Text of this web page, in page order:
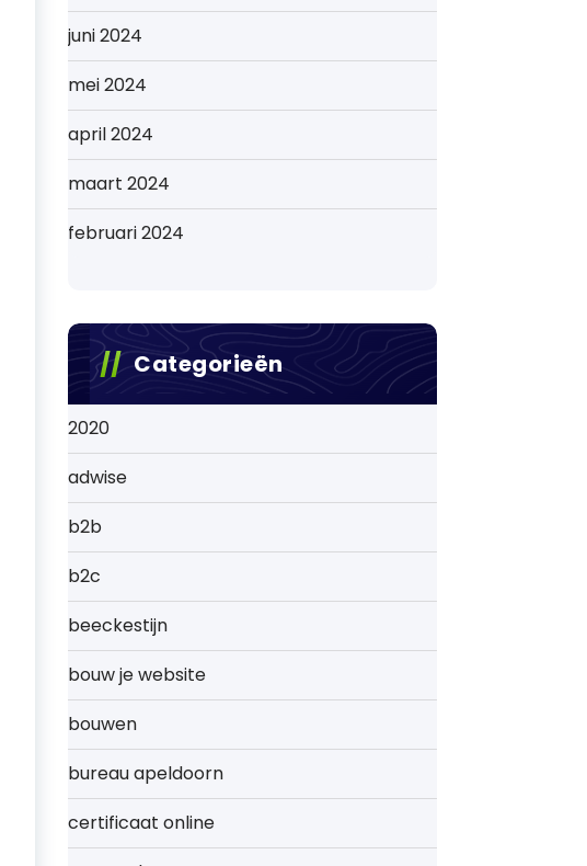
juni 2024
mei 2024
april 2024
maart 2024
februari 2024
Categorieën
2020
adwise
b2b
b2c
beeckestijn
bouw je website
bouwen
bureau apeldoorn
certificaat online